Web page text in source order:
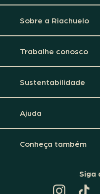
Sobre a Riachuelo
Trabalhe conosco
Sustentabilidade
Ajuda
Conheça também
Siga